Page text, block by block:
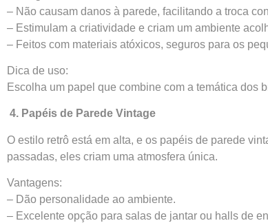
– Não causam danos à parede, facilitando a troca
– Estimulam a criatividade e criam um ambiente
– Feitos com materiais atóxicos, seguros para os
Dica de uso:
Escolha um papel que combine com a temática dos
4. Papéis de Parede Vintage
O estilo retrô está em alta, e os papéis de parede
passadas, eles criam uma atmosfera única.
Vantagens:
– Dão personalidade ao ambiente.
– Excelente opção para salas de jantar ou halls de